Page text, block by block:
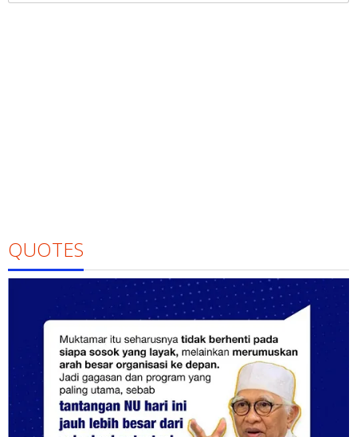
QUOTES